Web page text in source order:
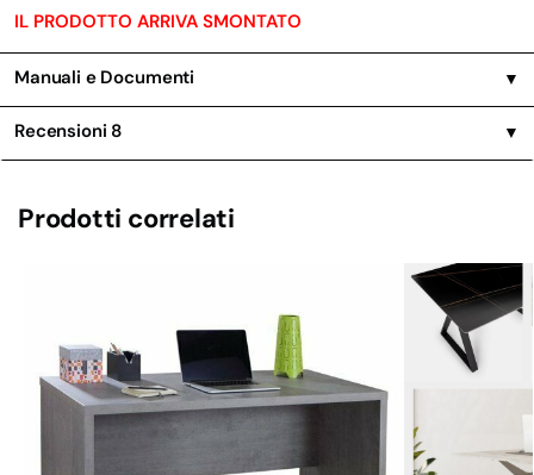
IL PRODOTTO ARRIVA SMONTATO
Manuali e Documenti ▼
Recensioni 8 ▼
Prodotti correlati